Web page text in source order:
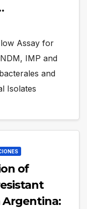
clinical
Assay for
IMP and
and
Isolates
of